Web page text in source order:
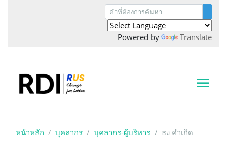
Powered by Translate
หน้าหลัก บุคลากร บุคลากร-ผู้บริหาร ธง คำเกิด